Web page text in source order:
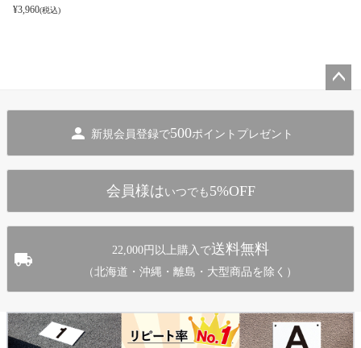
¥3,960(税込)
新規会員登録で500ポイントプレゼント
会員様は いつでも 5%OFF
22,000円以上購入で送料無料
（北海道・沖縄・離島・大型商品を除く）